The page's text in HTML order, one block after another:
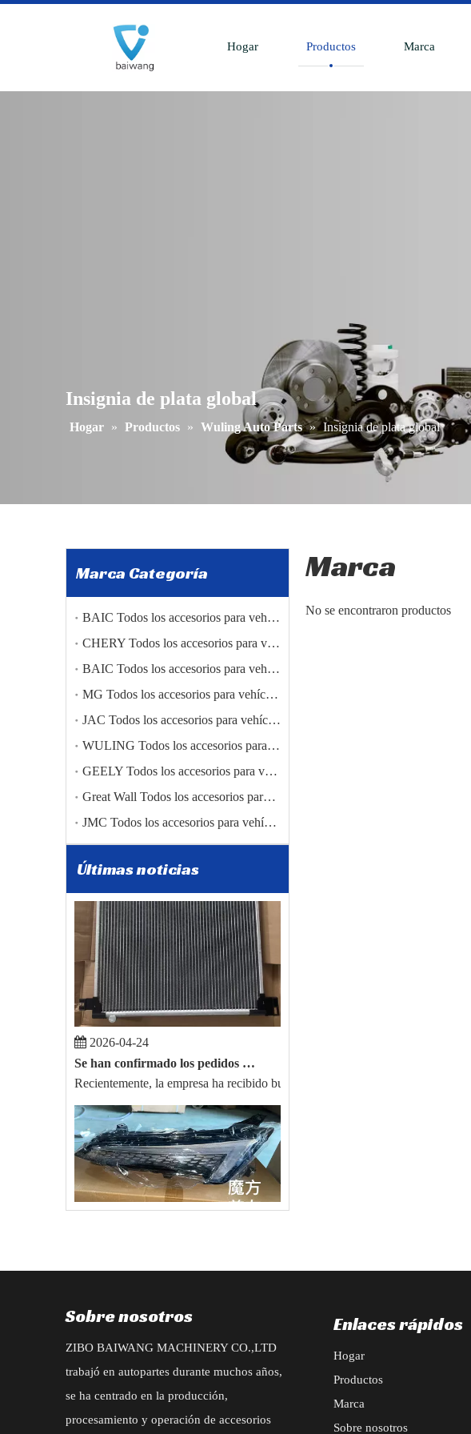
Hogar Productos Marca
Insignia de plata global
Hogar » Productos » Wuling Auto Parts » Insignia de plata global
Marca Categoría
BAIC Todos los accesorios para vehículos
CHERY Todos los accesorios para vehículos
BAIC Todos los accesorios para vehículos
MG Todos los accesorios para vehículos
JAC Todos los accesorios para vehículos
WULING Todos los accesorios para vehículos
GEELY Todos los accesorios para vehículos
Great Wall Todos los accesorios para vehículos
JMC Todos los accesorios para vehículos
Últimas noticias
2026-01-05
Zibo Baiwang Machinery Co., Ltd. logra un gran avance en el comercio internacional con una exportación exitosa de autopartes BAIC a Polonia
Zibo Baiwang Machinery Co., Ltd. logra un gran avance en el comercio
El 20 de agosto de 2025, nuestra compañía recibió un gran pedido para
2025-07-04
Nuevo pedido para accesorios de tipo Changan CS95 2019
Marca
No se encontraron productos
Sobre nosotros
ZIBO BAIWANG MACHINERY CO.,LTD
trabajó en autopartes durante muchos años,
se ha centrado en la producción,
procesamiento y operación de accesorios
Enlaces rápidos
Hogar
Productos
Marca
Sobre nosotros